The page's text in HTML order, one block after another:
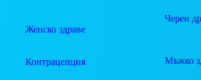
Женско здраве
Контрацепция
Черен
Мъжко